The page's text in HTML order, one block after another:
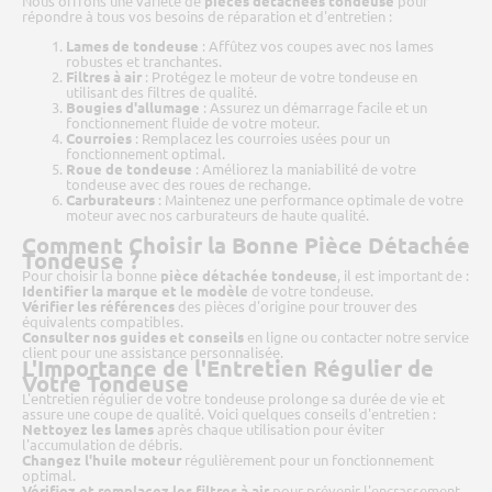
répondre à tous vos besoins de réparation et d'entretien :
Lames de tondeuse : Affûtez vos coupes avec nos lames
robustes et tranchantes.
Filtres à air : Protégez le moteur de votre tondeuse en
utilisant des filtres de qualité.
Bougies d'allumage : Assurez un démarrage facile et un
fonctionnement fluide de votre moteur.
Courroies : Remplacez les courroies usées pour un
fonctionnement optimal.
Roue de tondeuse : Améliorez la maniabilité de votre
tondeuse avec des roues de rechange.
Carburateurs : Maintenez une performance optimale de votre
moteur avec nos carburateurs de haute qualité.
Comment Choisir la Bonne Pièce Détachée
Tondeuse ?
Pour choisir la bonne pièce détachée tondeuse, il est important de :
Identifier la marque et le modèle de votre tondeuse.
Vérifier les références des pièces d'origine pour trouver des
équivalents compatibles.
Consulter nos guides et conseils en ligne ou contacter notre service
client pour une assistance personnalisée.
L'Importance de l'Entretien Régulier de
Votre Tondeuse
L'entretien régulier de votre tondeuse prolonge sa durée de vie et
assure une coupe de qualité. Voici quelques conseils d'entretien :
Nettoyez les lames après chaque utilisation pour éviter
l'accumulation de débris.
Changez l'huile moteur régulièrement pour un fonctionnement
optimal.